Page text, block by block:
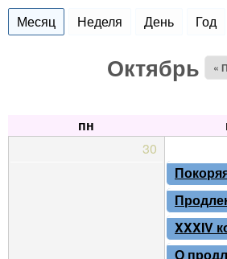
Месяц (активная вкладка)
Неделя День Год
Октябрь «
пн
30
XXXIV
О